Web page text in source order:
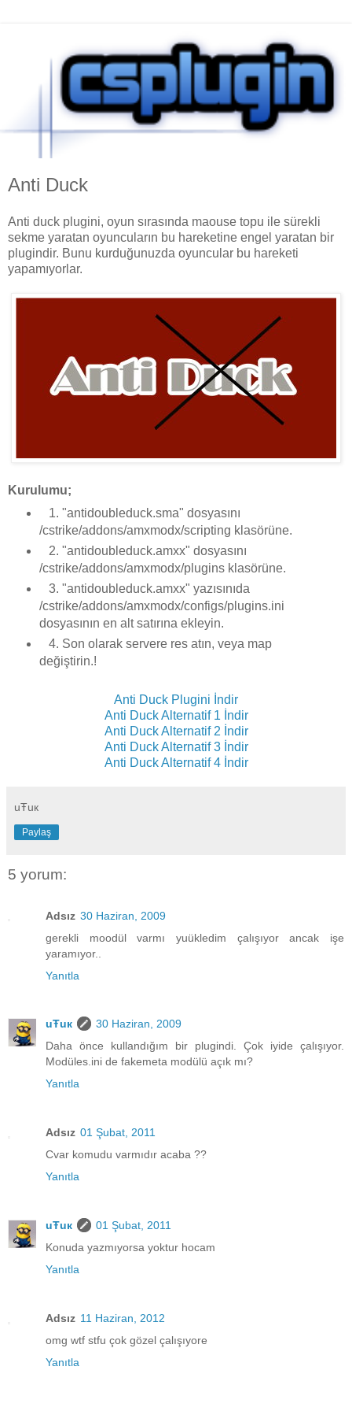
Anti Duck
Anti duck plugini, oyun sırasında maouse topu ile sürekli
sekme yaratan oyuncuların bu hareketine engel yaratan bir
plugindir. Bunu kurduğunuzda oyuncular bu hareketi
yapamıyorlar.
Kurulumu;
1. "antidoubleduck.sma" dosyasını
/cstrike/addons/amxmodx/scripting klasörüne.
2. "antidoubleduck.amxx" dosyasını
/cstrike/addons/amxmodx/plugins klasörüne.
3. "antidoubleduck.amxx" yazısınıda
/cstrike/addons/amxmodx/configs/plugins.ini
dosyasının en alt satırına ekleyin.
4. Son olarak servere res atın, veya map
değiştirin.!
Anti Duck Plugini İndir
Anti Duck Alternatif 1 İndir
Anti Duck Alternatif 2 İndir
Anti Duck Alternatif 3 İndir
Anti Duck Alternatif 4 İndir
uŦuк
Paylaş
5 yorum:
Adsız 30 Haziran, 2009
gerekli moodül varmı yuükledim çalışıyor ancak işe
yaramıyor..
Yanıtla
uŦuк
30 Haziran, 2009
Daha önce kullandığım bir plugindi. Çok iyide çalışıyor.
Modüles.ini de fakemeta modülü açık mı?
Yanıtla
Adsız 01 Şubat, 2011
Cvar komudu varmıdır acaba ??
Yanıtla
uŦuк
01 Şubat, 2011
Konuda yazmıyorsa yoktur hocam
Yanıtla
Adsız 11 Haziran, 2012
omg wtf stfu çok gözel çalışıyore
Yanıtla